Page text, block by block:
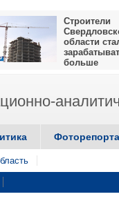
Строители
области
больше